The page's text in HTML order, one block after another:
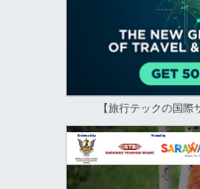
【旅行テックの国際